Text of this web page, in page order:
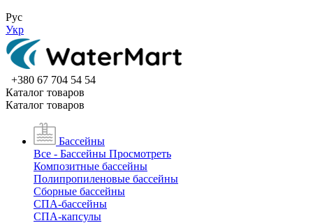
Рус
Укр
+380 67 704 54 54
Каталог товаров
Каталог товаров
Бассейны
Все - Бассейны Просмотреть
Композитные бассейны
Полипропиленовые бассейны
Сборные бассейны
СПА-бассейны
СПА-капсулы